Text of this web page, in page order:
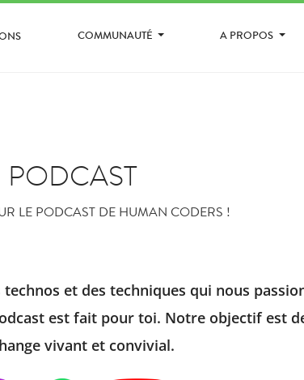
COMMUNAUTÉ A PROPOS
PODCAST
LE PODCAST DE HUMAN CODERS !
et des techniques qui nous
est fait pour toi. Notre objectif est
vivant et convivial.